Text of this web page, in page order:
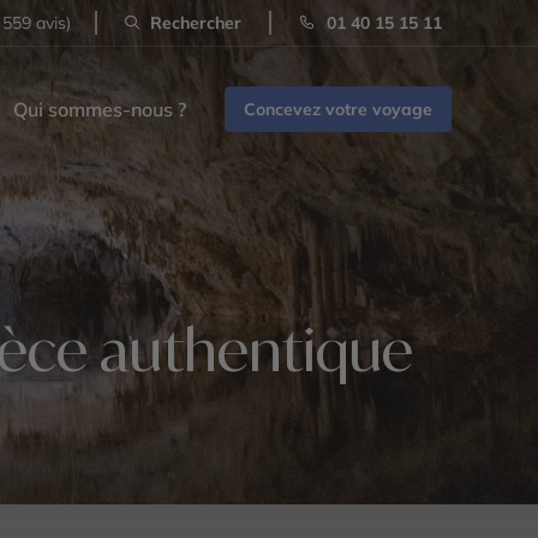
avis) Rechercher 01 40 15 15 11
Qui sommes-nous ? Concevez votre voyage
authentique